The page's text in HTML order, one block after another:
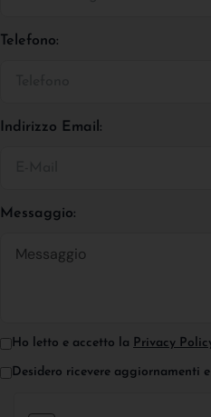
Telefono:
Indirizzo Email:
Messaggio:
Ho letto e accetto la Privacy
Desidero ricevere aggiornamenti